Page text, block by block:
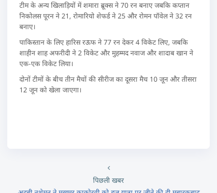
टीम के अन्य खिलाड़ियों में शमारा ब्रूक्स ने 70 रन बनाए जबकि कप्तान
निकोलस पूरन ने 21, रोमारियो शेफर्ड ने 25 और रोमन पॉवेल ने 32 रन
बनाए।
पाकिस्तान के लिए हारिस रऊफ ने 77 रन देकर 4 विकेट लिए, जबकि
शाहीन शाह अफरीदी ने 2 विकेट और मुहम्मद नवाज और शादाब खान ने
एक-एक विकेट लिया।
दोनों टीमों के बीच तीन मैचों की सीरीज का दूसरा मैच 10 जून और तीसरा
12 जून को खेला जाएगा।
पिछली खबर